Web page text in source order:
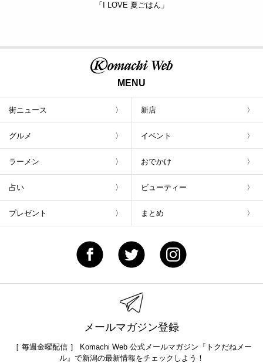
「I LOVE 夏ごはん」
MENU
街ニュース 新店
グルメ イベント
ラーメン おでかけ
占い ビューティー
プレゼント まとめ
メールマガジン登録
［ 毎週金曜配信 ］ Komachi Web 公式メールマガジン『トクだねメー
ル』で新潟の最新情報をチェックしよう！